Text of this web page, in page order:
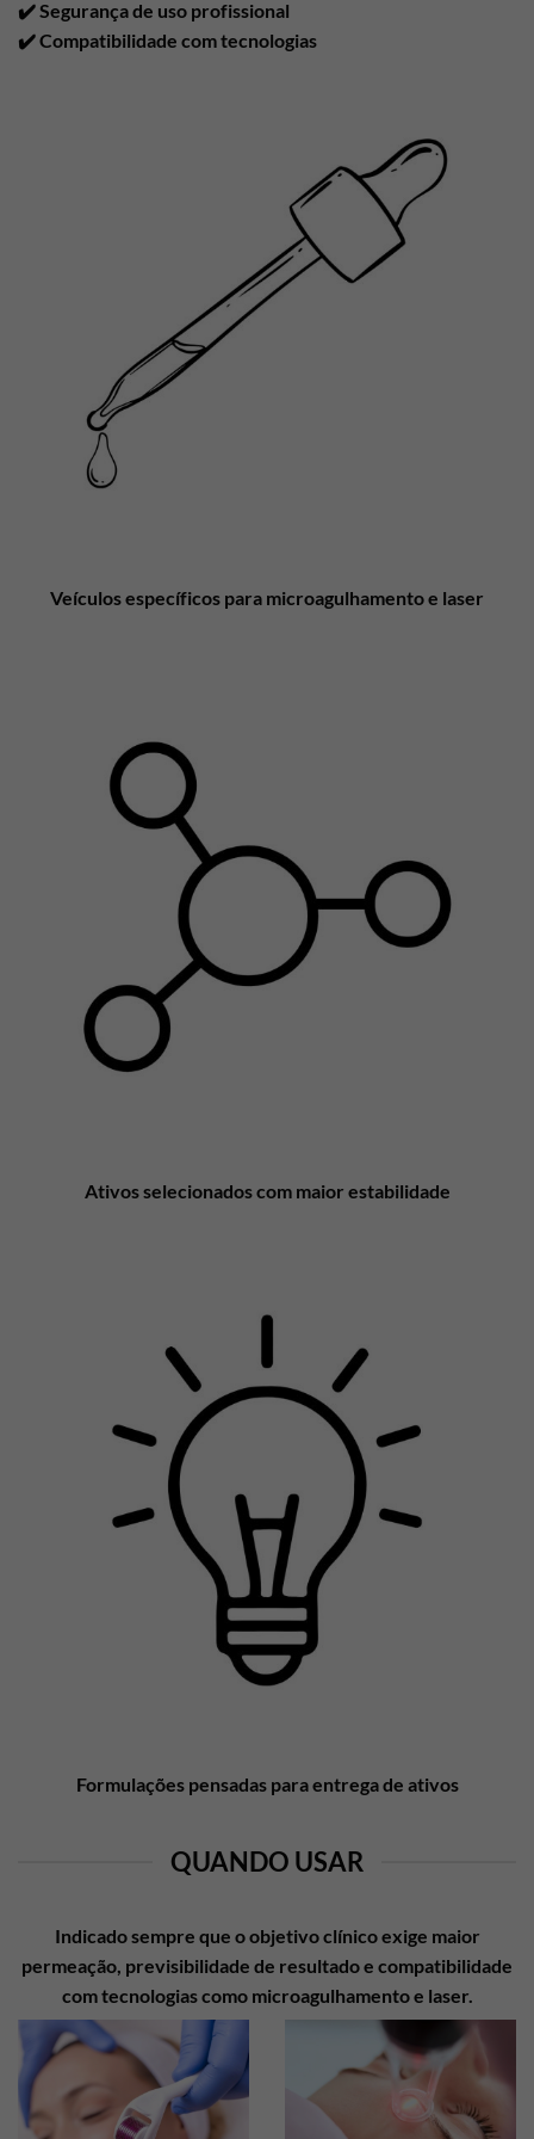
✔️ Segurança de uso profissional
✔️ Compatibilidade com tecnologias
Veículos específicos para microagulhamento e laser
Ativos selecionados com maior estabilidade
Formulações pensadas para entrega de ativos
QUANDO USAR
Indicado sempre que o objetivo clínico exige maior
permeação, previsibilidade de resultado e compatibilidade
com tecnologias como microagulhamento e laser.